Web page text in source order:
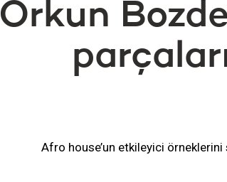
Orkun
Afro house’un etkileyici